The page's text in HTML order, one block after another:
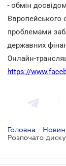
- обмін
Європейського
проблемами
державних
Онлайн-
https://
Головна /